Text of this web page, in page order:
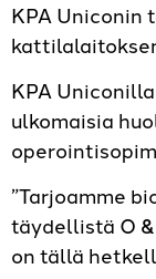
KPA Uniconin
KPA
ulkomaisia
”Tarjoamme
täydellistä O
on tällä